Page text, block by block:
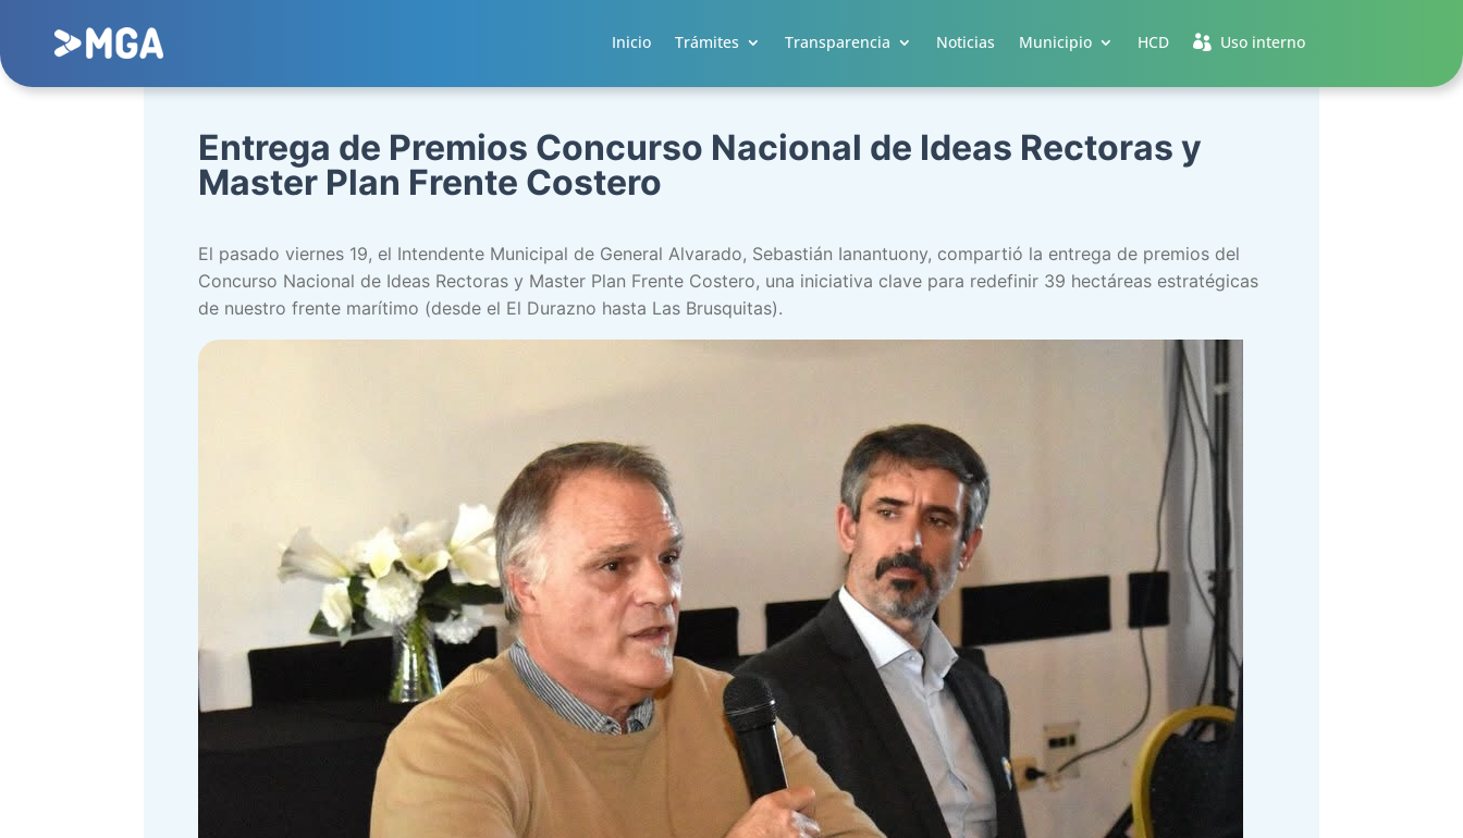
Inicio Trámites Transparencia Noticias Municipio HCD Uso interno
Entrega de Premios Concurso Nacional de Ideas Rectoras y
Master Plan Frente Costero
El pasado viernes 19, el Intendente Municipal de General Alvarado, Sebastián Ianantuony, compartió la entrega de premios del
Concurso Nacional de Ideas Rectoras y Master Plan Frente Costero, una iniciativa clave para redefinir 39 hectáreas estratégicas
de nuestro frente marítimo (desde el El Durazno hasta Las Brusquitas).